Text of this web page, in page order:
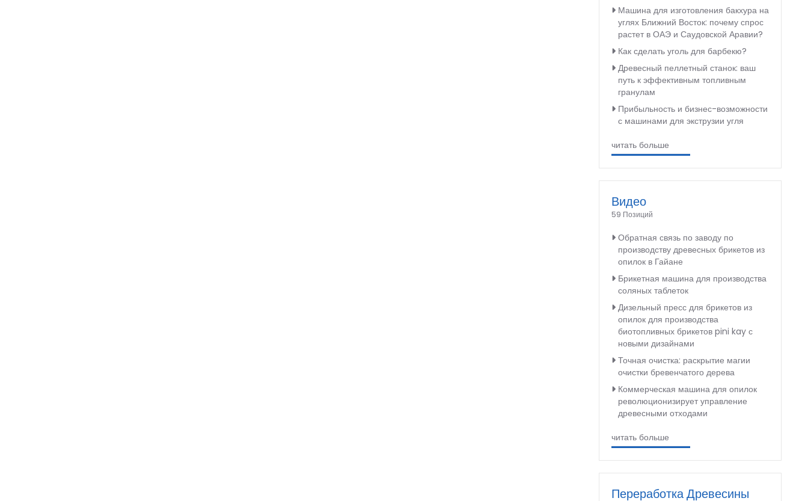
Машина для изготовления бакхура на
углях Ближний Восток: почему спрос
растет в ОАЭ и Саудовской Аравии?
Как сделать уголь для барбекю?
Древесный пеллетный станок: ваш
путь к эффективным топливным
гранулам
Прибыльность и бизнес-возможности
с машинами для экструзии угля
читать больше
Видео
59 Позиций
Обратная связь по заводу по
производству древесных брикетов из
опилок в Гайане
Брикетная машина для производства
соляных таблеток
Дизельный пресс для брикетов из
опилок для производства
биотопливных брикетов pini kay с
новыми дизайнами
Точная очистка: раскрытие магии
очистки бревенчатого дерева
Коммерческая машина для опилок
революционизирует управление
древесными отходами
читать больше
Переработка Древесины